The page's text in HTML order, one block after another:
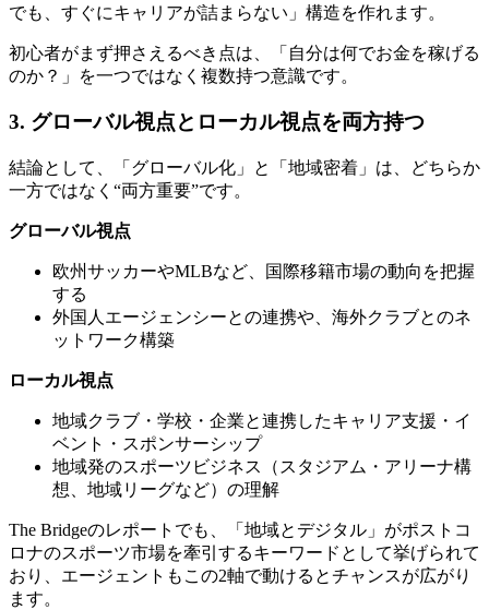
でも、すぐにキャリアが詰まらない」構造を作れます。
初心者がまず押さえるべき点は、「自分は何でお金を稼げる
のか？」を一つではなく複数持つ意識です。
3. グローバル視点とローカル視点を両方持つ
結論として、「グローバル化」と「地域密着」は、どちらか
一方ではなく“両方重要”です。
グローバル視点
欧州サッカーやMLBなど、国際移籍市場の動向を把握
する
外国人エージェンシーとの連携や、海外クラブとのネ
ットワーク構築
ローカル視点
地域クラブ・学校・企業と連携したキャリア支援・イ
ベント・スポンサーシップ
地域発のスポーツビジネス（スタジアム・アリーナ構
想、地域リーグなど）の理解
The Bridgeのレポートでも、「地域とデジタル」がポストコ
ロナのスポーツ市場を牽引するキーワードとして挙げられて
おり、エージェントもこの2軸で動けるとチャンスが広がり
ます。